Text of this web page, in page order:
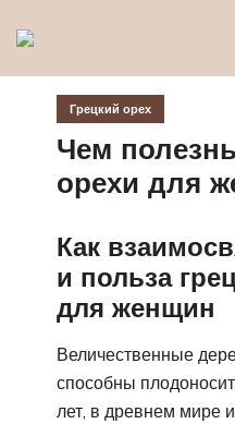
Грецкий орех
Чем
орехи для
Как
и польза
для женщин
Величественные
способны
лет, в древнем мире